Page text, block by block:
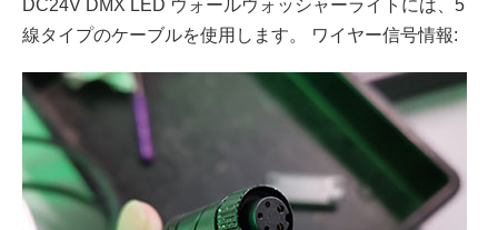
DC24V DMX LED ウォールウォッシャーライトには、5
線タイプのケーブルを使用します。 ワイヤー信号情報: